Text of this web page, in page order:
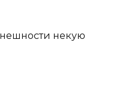
некую